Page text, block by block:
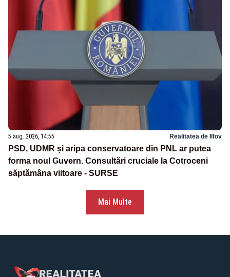
5 aug. 2026, 14:55 Realitatea de Ilfov
PSD, UDMR și aripa conservatoare din PNL ar putea
forma noul Guvern. Consultări cruciale la Cotroceni
săptămâna viitoare - SURSE
Mai Multe